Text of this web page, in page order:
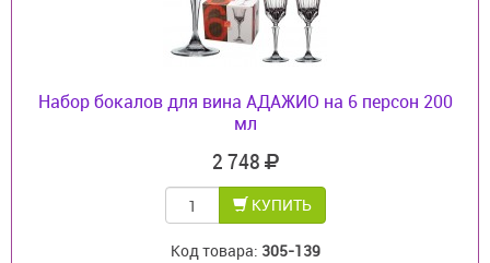
Набор бокалов для вина АДАЖИО на 6 персон 200
мл
2 748
КУПИТЬ
Код товара: 305-139